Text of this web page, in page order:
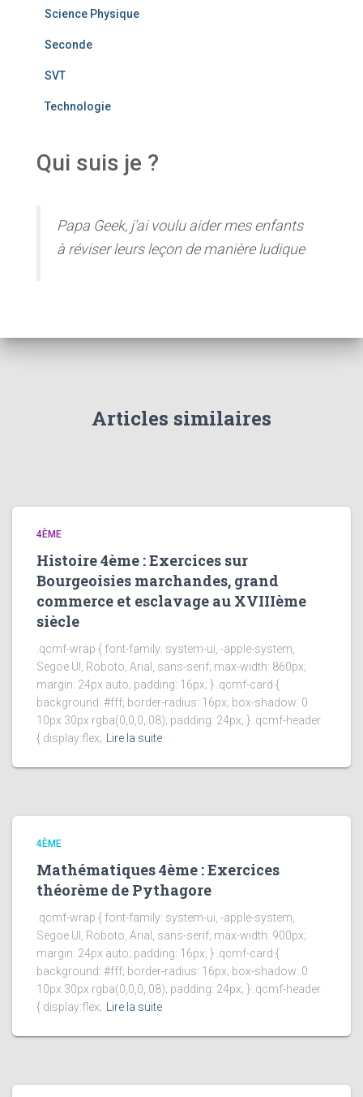
Science Physique
Seconde
SVT
Technologie
Qui suis je ?
Papa Geek, j'ai voulu aider mes enfants
à réviser leurs leçon de manière ludique
Articles similaires
4ÈME
Histoire 4ème : Exercices sur
Bourgeoisies marchandes, grand
commerce et esclavage au XVIIIème
siècle
.qcmf-wrap { font-family: system-ui, -apple-system,
Segoe UI, Roboto, Arial, sans-serif; max-width: 860px;
margin: 24px auto; padding: 16px; } .qcmf-card {
background: #fff; border-radius: 16px; box-shadow: 0
10px 30px rgba(0,0,0,.08); padding: 24px; } .qcmf-header
{ display:flex; Lire la suite
4ÈME
Mathématiques 4ème : Exercices
théorème de Pythagore
.qcmf-wrap { font-family: system-ui, -apple-system,
Segoe UI, Roboto, Arial, sans-serif; max-width: 900px;
margin: 24px auto; padding: 16px; } .qcmf-card {
background: #fff; border-radius: 16px; box-shadow: 0
10px 30px rgba(0,0,0,.08); padding: 24px; } .qcmf-header
{ display:flex; Lire la suite